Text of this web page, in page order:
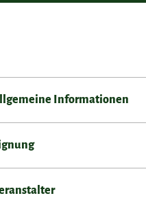
Informationen